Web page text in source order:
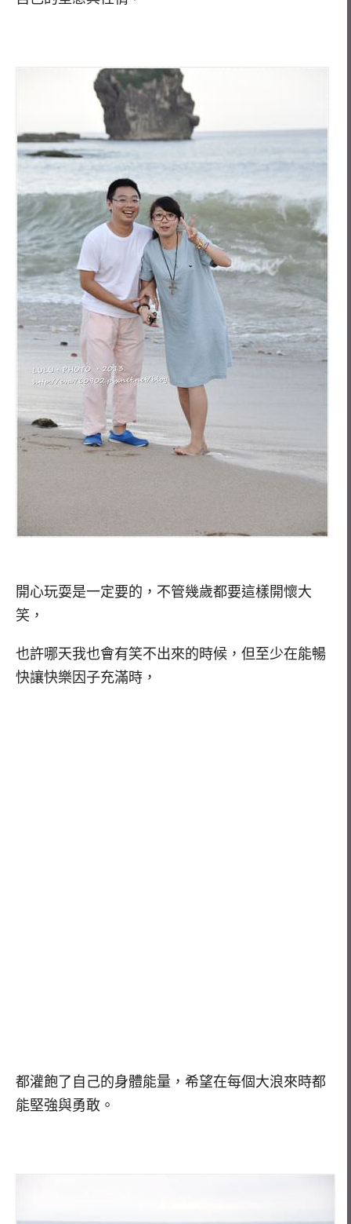
開心玩耍是一定要的，不管幾歲都要這樣開懷大
笑，
也許哪天我也會有笑不出來的時候，但至少在能暢
快讓快樂因子充滿時，
都灌飽了自己的身體能量，希望在每個大浪來時都
能堅強與勇敢。